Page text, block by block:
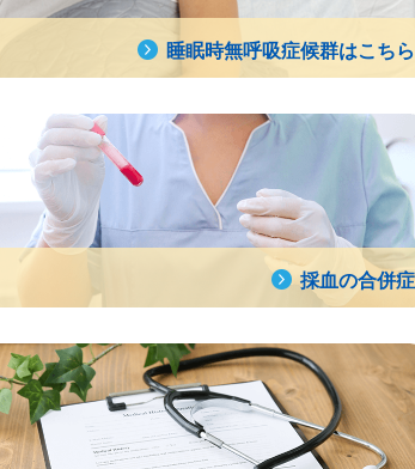
睡眠時無呼吸症候群はこちら
採血の合併症